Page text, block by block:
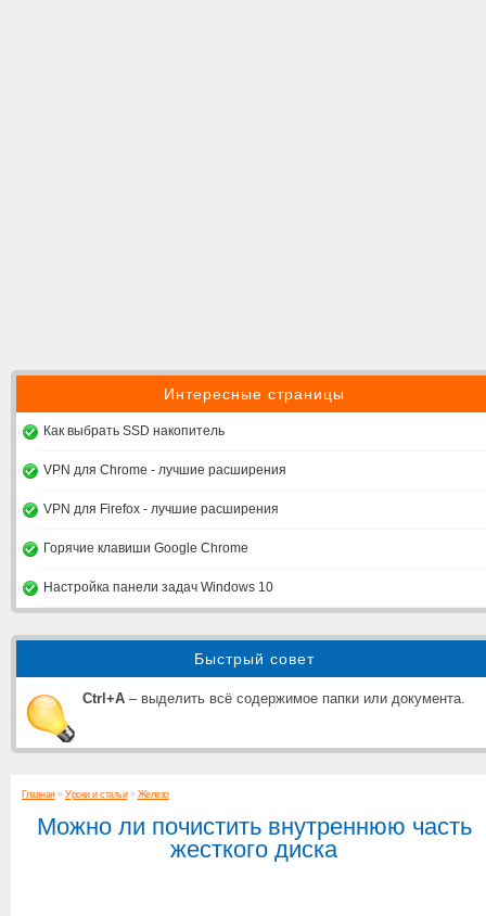
Интересные страницы
Как выбрать SSD накопитель
VPN для Chrome - лучшие расширения
VPN для Firefox - лучшие расширения
Горячие клавиши Google Chrome
Настройка панели задач Windows 10
Быстрый совет
Ctrl+A – выделить всё содержимое папки или документа.
Главная» Уроки и статьи» Железо
Можно ли почистить внутреннюю часть
жесткого диска